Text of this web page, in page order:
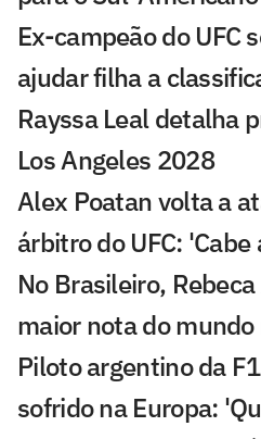
Ex-campeão do UFC
ajudar filha a
Rayssa Leal detalha
Los Angeles 2028
Alex Poatan volta a
árbitro do UFC:
No Brasileiro,
maior nota do
Piloto argentino da
sofrido na Europa: